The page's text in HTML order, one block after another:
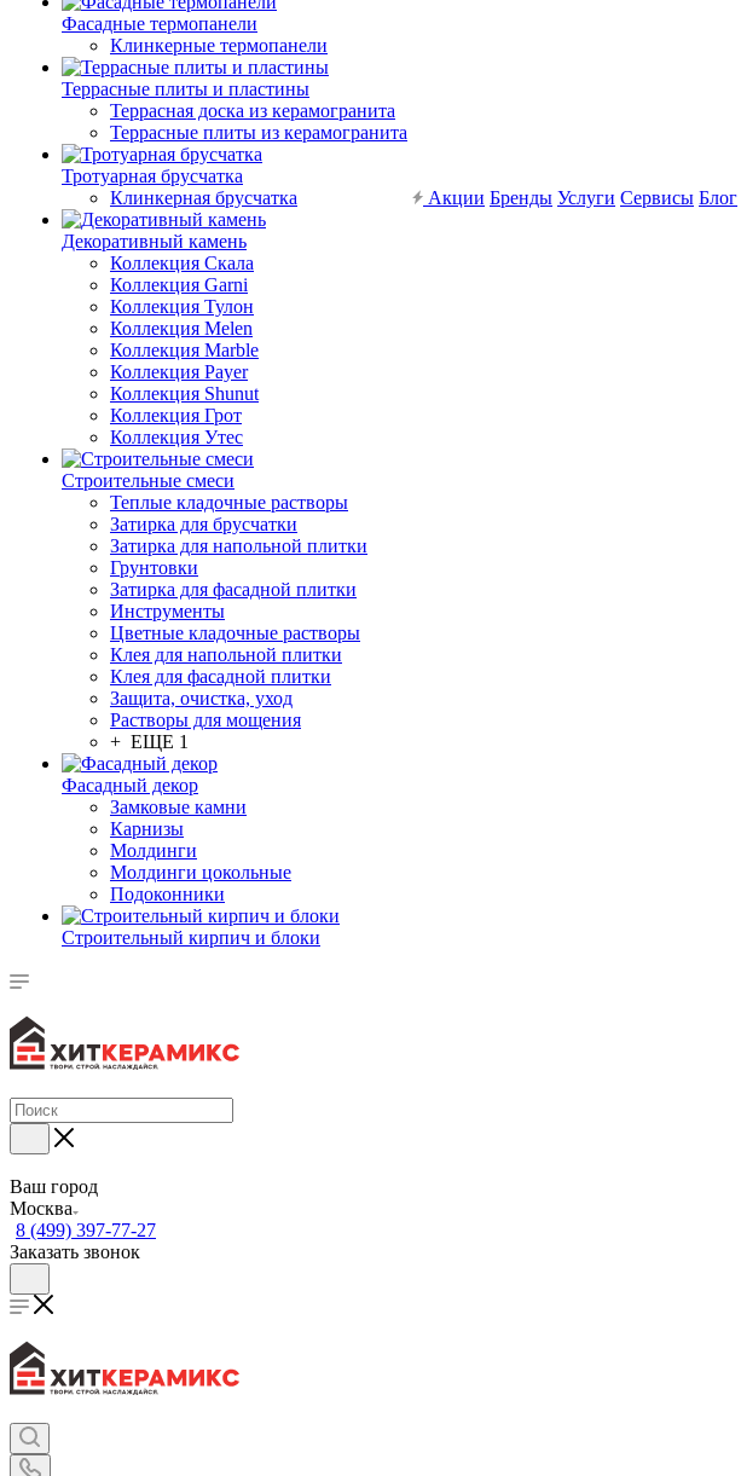
Фасадные термопанели
Клинкерные термопанели
Террасные плиты и пластины
Террасная доска из керамогранита
Террасные плиты из керамогранита
Тротуарная брусчатка
Клинкерная брусчатка
Декоративный камень
Коллекция Скала
Коллекция Garni
Коллекция Тулон
Коллекция Melen
Коллекция Marble
Коллекция Payer
Коллекция Shunut
Коллекция Грот
Коллекция Утес
Строительные смеси
Теплые кладочные растворы
Затирка для брусчатки
Затирка для напольной плитки
Грунтовки
Затирка для фасадной плитки
Инструменты
Цветные кладочные растворы
Клея для напольной плитки
Клея для фасадной плитки
Защита, очистка, уход
Растворы для мощения
+ ЕЩЕ 1
Фасадный декор
Замковые камни
Карнизы
Молдинги
Молдинги цокольные
Подоконники
Строительный кирпич и блоки
Акции Бренды Услуги Сервисы Блог
Ваш город
Москва
8 (499) 397-77-27
Заказать звонок